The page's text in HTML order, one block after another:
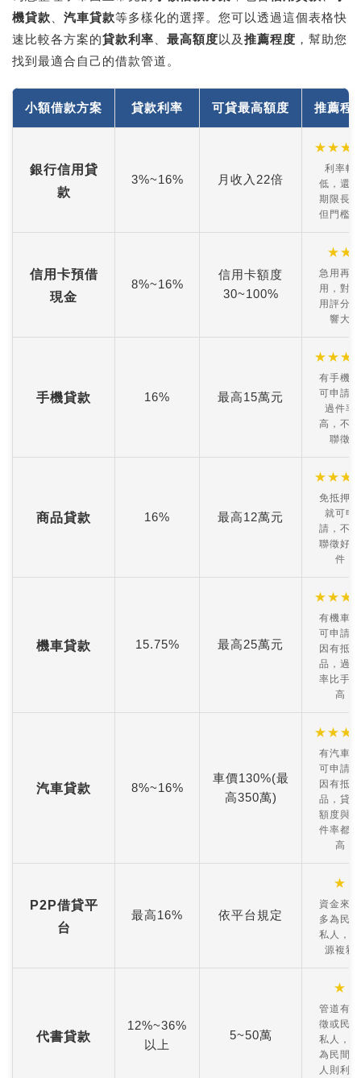
機貸款
汽車貸款等多樣化的選擇。您可以透過這個表格快
速比較各方案的貸款利率 最高額度以及 推薦程度 ，幫助您
找到最適合自己的借款管道。
小額借款方案 貸款利率 可貸最高額度 推薦程
銀行信用貸
款
3%~16% 月收入22倍
★★★
利率較
低，還款
期限長，
但門檻高
信用卡預借
現金
8%~16%
信用卡額度
30~100%
★★
急用再使
用，對信
用評分影
響大
手機貸款 16% 最高15萬元
★★★
有手機就
可申請，
過件率
高，不看
聯徵
商品貸款 16% 最高12萬元
★★★
免抵押品
就可申
請，不看
聯徵好過
件
機車貸款 15.75% 最高25萬元
★★★
有機車就
可申請，
因有抵押
品，過件
率比手機
高
汽車貸款 8%~16%
車價130%(最
高350萬)
★★★
有汽車就
可申請，
因有抵押
品，貸款
額度與過
件率都較
高
P2P借貸平
台
最高16% 依平台規定
★
資金來源
多為民間
私人，來
源複雜
代書貸款
12%~36%
以上
5~50萬
★
管道有聯
徵或民間
私人，若
為民間私
人則利率